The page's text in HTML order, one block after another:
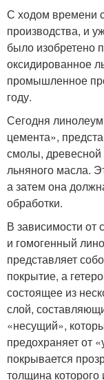
С ходом времени
производства, и
было изобретено
оксидированное
промышленное
году.
Сегодня
цемента»,
смолы,
льняного масла.
а затем она
обработки.
В зависимости от
и гомогенный
представляет
покрытие, а
состоящее из
слой,
«несущий»,
предохраняет от
покрывается
толщина которого